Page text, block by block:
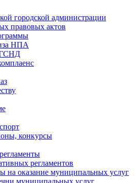
городской администрации
правовых актов
НПА
конкурсы
регламентов
на оказание муниципальных услуг
муниципальных услуг